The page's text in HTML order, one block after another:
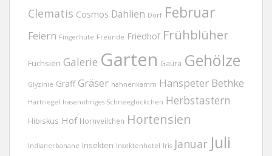
Clematis Cosmos Dahlien Dorf Februar
Feiern Fingerhüte Freunde Friedhof Frühblüher
Fuchsien Galerie Garten Gaura Gehölze
Glyzinie Gräff Gräser hahnenkamm Hanspeter Bethke
Hartriegel hasenohriges Schneeglöckchen Herbstastern
Hibiskus Hof Hornveilchen Hortensien
Indianerbanane Insekten Insektenhotel Iris Januar Juli